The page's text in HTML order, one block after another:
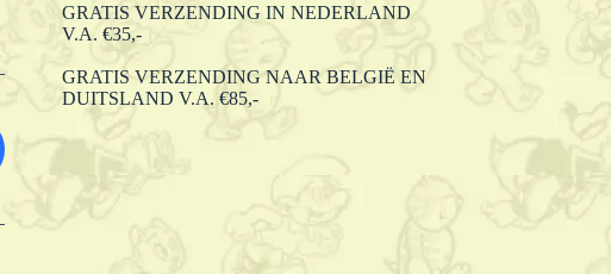
GRATIS VERZENDING IN NEDERLAND
V.A. €35,-
GRATIS VERZENDING NAAR BELGIË EN
DUITSLAND V.A. €85,-